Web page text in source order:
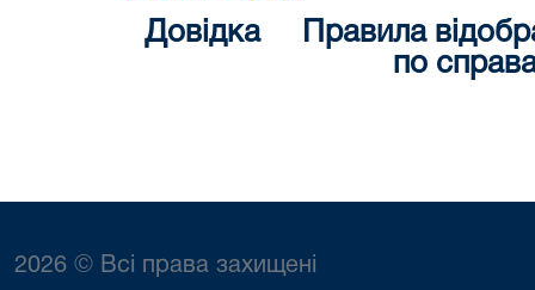
Довідка
Правила
по
2026 © Всі права захищені